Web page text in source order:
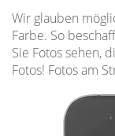
Wir glauben
Farbe. So
Sie Fotos sehen,
Fotos! Fotos am